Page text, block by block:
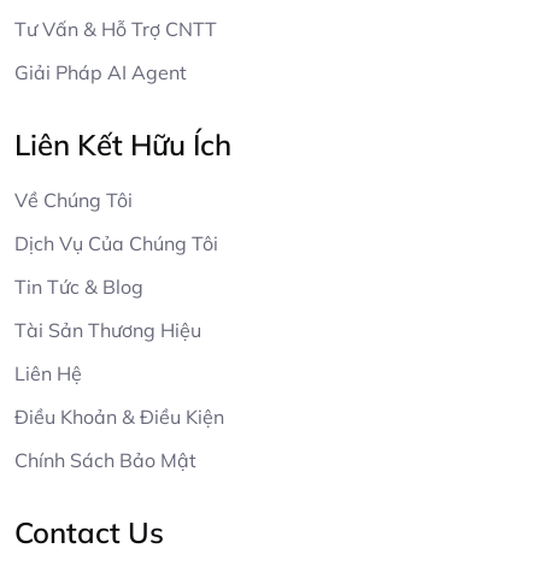
Tư Vấn & Hỗ Trợ CNTT
Giải Pháp AI Agent
Liên Kết Hữu Ích
Về Chúng Tôi
Dịch Vụ Của Chúng Tôi
Tin Tức & Blog
Tài Sản Thương Hiệu
Liên Hệ
Điều Khoản & Điều Kiện
Chính Sách Bảo Mật
Contact Us